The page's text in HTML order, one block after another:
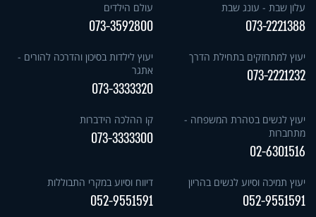
עלון שבת - עונג שבת
073-2221388
עולם הילדים
073-3592800
יעוץ למתחזקים בתחילת הדרך
073-2221232
יעוץ לילדות בסיכון והדרכה להורים -
אתגר
073-3333320
יעוץ לנשים בטהרת המשפחה -
מתחברות
02-6301516
קו ההלכה הידברות
073-3333300
יעוץ תמיכה וסיוע לנשים בהריון
052-9551591
דיווח וסיוע במקרי התבוללות
052-9551591